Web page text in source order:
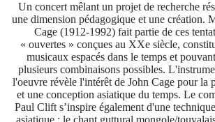
Un concert mêlant un projet de recherche
une dimension pédagogique et une création.
Cage (1912-1992) fait partie de ces
« ouvertes » conçues au XXe siècle,
musicaux espacés dans le temps et
plusieurs combinaisons possibles.
l'oeuvre révèle l'intérêt de John Cage pour la
et une conception asiatique du temps. Le
Paul Clift s’inspire également d'une